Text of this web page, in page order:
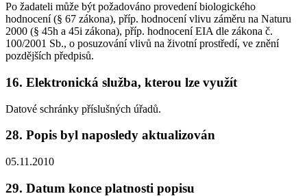
Po žadateli může být požadováno provedení biologického
hodnocení (§ 67 zákona), příp. hodnocení vlivu záměru na Naturu
2000 (§ 45h a 45i zákona), příp. hodnocení EIA dle zákona č.
100/2001 Sb., o posuzování vlivů na životní prostředí, ve znění
pozdějších předpisů.
16. Elektronická služba, kterou lze využít
Datové schránky příslušných úřadů.
28. Popis byl naposledy aktualizován
05.11.2010
29. Datum konce platnosti popisu